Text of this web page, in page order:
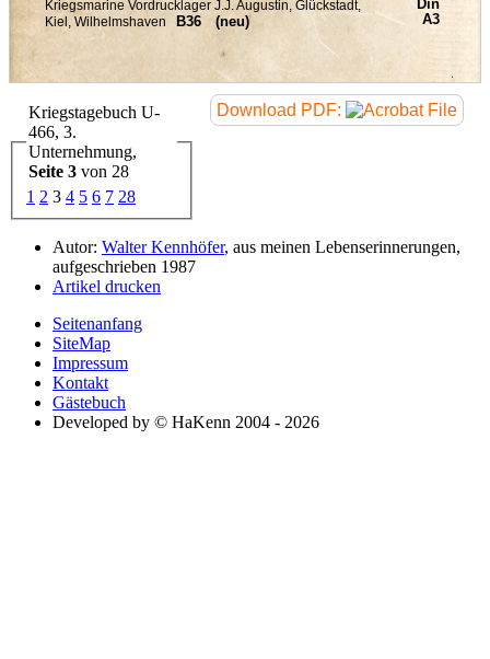
Download PDF:
Kriegstagebuch U-
466, 3.
Unternehmung,
Seite 3 von 28
1 2 3 4 5 6 7 28
Autor: Walter Kennhöfer, aus meinen Lebenserinnerungen,
aufgeschrieben 1987
Artikel drucken
Seitenanfang
SiteMap
Impressum
Kontakt
Gästebuch
Developed by © HaKenn 2004 - 2026